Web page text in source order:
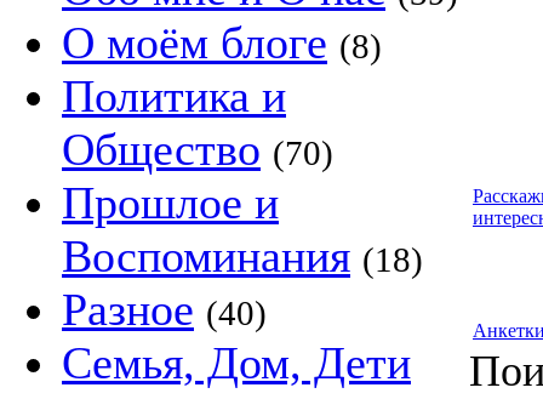
О моём блоге (8)
Политика и
Общество (70)
Прошлое и
Воспоминания (18)
Разное (40)
Семья, Дом, Дети